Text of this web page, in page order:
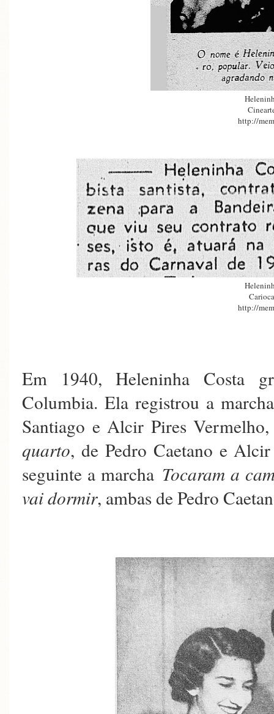
http://
http://
Em 1940, Heleninha Costa
Columbia. Ela registrou a
Santiago e Alcir Pires
quarto, de Pedro Caetano e
seguinte a marcha Tocaram a
vai dormir, ambas de Pedro